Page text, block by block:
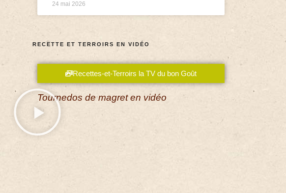
24 mai 2026
RECETTE ET TERROIRS EN VIDÉO
Recettes-et-Terroirs la TV du bon Goût
Tournedos de magret en vidéo